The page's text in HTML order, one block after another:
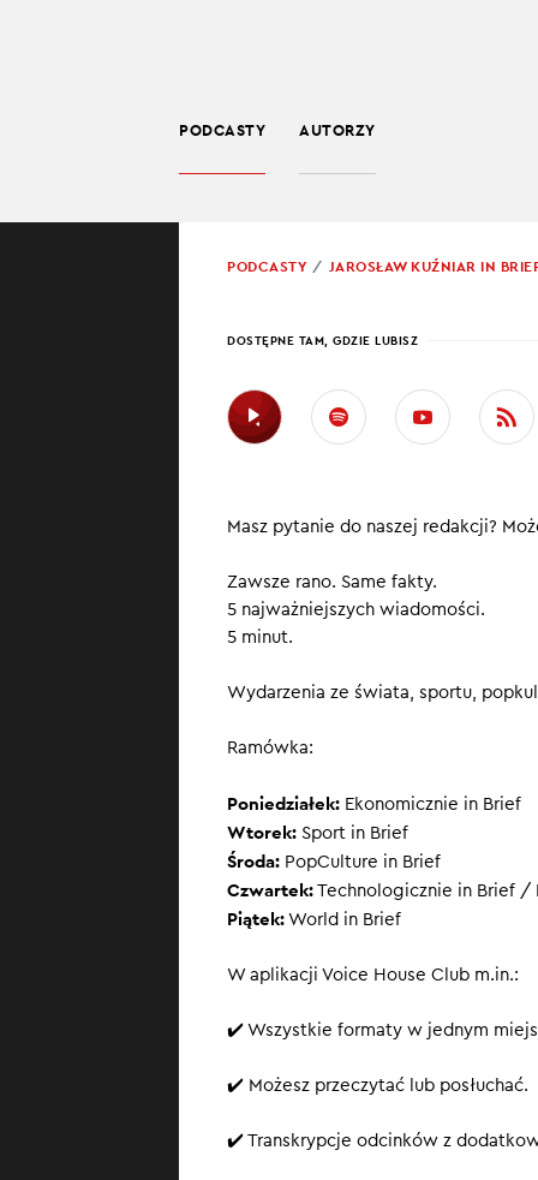
PODCASTY AUTORZY
PO
NA
Świątek w
SUBSKRYBUJ
PODCASTY
JAROSŁAW KUŹNIAR IN
DOSTĘPNE TAM, GDZIE LUBISZ
Masz pytanie do naszej redakcji?
Zawsze rano. Same fakty.
5 najważniejszych wiadomości.
5 minut.
Wydarzenia ze świata, sportu,
Ramówka:
Poniedziałek: Ekonomicznie in Brief
Wtorek: Sport in Brief
Środa: PopCulture in Brief
Czwartek: Technologicznie in Brief /
Piątek: World in Brief
W aplikacji Voice House Club m.in.:
✔️ Wszystkie formaty w jednym
✔️ Możesz przeczytać lub posłuchać.
✔️ Transkrypcje odcinków z